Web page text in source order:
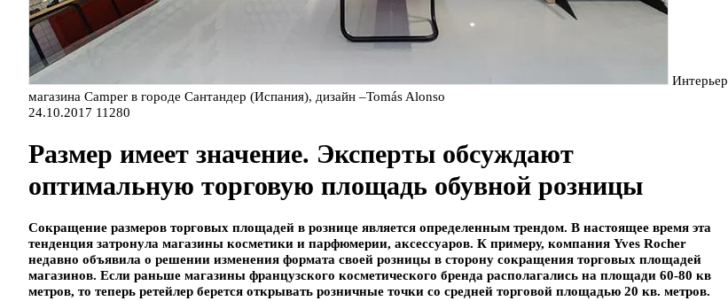
Интерьер
магазина Camper в городе Сантандер (Испания), дизайн –Tomás Alonso
24.10.2017 11280
Размер имеет значение. Эксперты обсуждают
оптимальную торговую площадь обувной розницы
Сокращение размеров торговых площадей в рознице является определенным трендом. В настоящее время эта
тенденция затронула магазины косметики и парфюмерии, аксессуаров. К примеру, компания Yves Rocher
недавно объявила о решении изменения формата своей розницы в сторону сокращения торговых площадей
магазинов. Если раньше магазины французского косметического бренда располагались на площади 60-80 кв
метров, то теперь ретейлер берется открывать розничные точки со средней торговой площадью 20 кв. метров.